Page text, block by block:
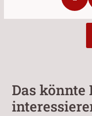
Das könnte